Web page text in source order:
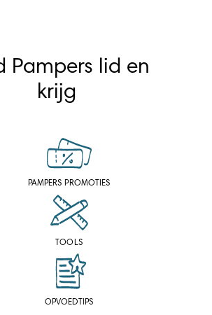
Pampers lid en
krijg
PAMPERS PROMOTIES
TOOLS
OPVOEDTIPS